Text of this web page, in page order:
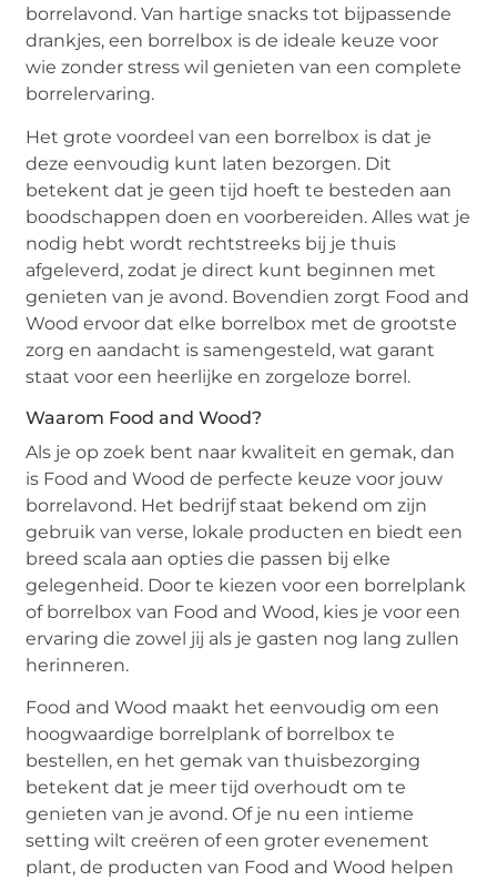
borrelavond. Van hartige snacks tot bijpassende
drankjes, een borrelbox is de ideale keuze voor
wie zonder stress wil genieten van een complete
borrelervaring.
Het grote voordeel van een borrelbox is dat je
deze eenvoudig kunt laten bezorgen. Dit
betekent dat je geen tijd hoeft te besteden aan
boodschappen doen en voorbereiden. Alles wat je
nodig hebt wordt rechtstreeks bij je thuis
afgeleverd, zodat je direct kunt beginnen met
genieten van je avond. Bovendien zorgt Food and
Wood ervoor dat elke borrelbox met de grootste
zorg en aandacht is samengesteld, wat garant
staat voor een heerlijke en zorgeloze borrel.
Waarom Food and Wood?
Als je op zoek bent naar kwaliteit en gemak, dan
is Food and Wood de perfecte keuze voor jouw
borrelavond. Het bedrijf staat bekend om zijn
gebruik van verse, lokale producten en biedt een
breed scala aan opties die passen bij elke
gelegenheid. Door te kiezen voor een borrelplank
of borrelbox van Food and Wood, kies je voor een
ervaring die zowel jij als je gasten nog lang zullen
herinneren.
Food and Wood maakt het eenvoudig om een
hoogwaardige borrelplank of borrelbox te
bestellen, en het gemak van thuisbezorging
betekent dat je meer tijd overhoudt om te
genieten van je avond. Of je nu een intieme
setting wilt creëren of een groter evenement
plant, de producten van Food and Wood helpen